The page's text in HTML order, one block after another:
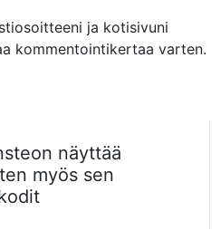
ja kotisivuni
kommentointikertaa varten.
näyttää
myös sen